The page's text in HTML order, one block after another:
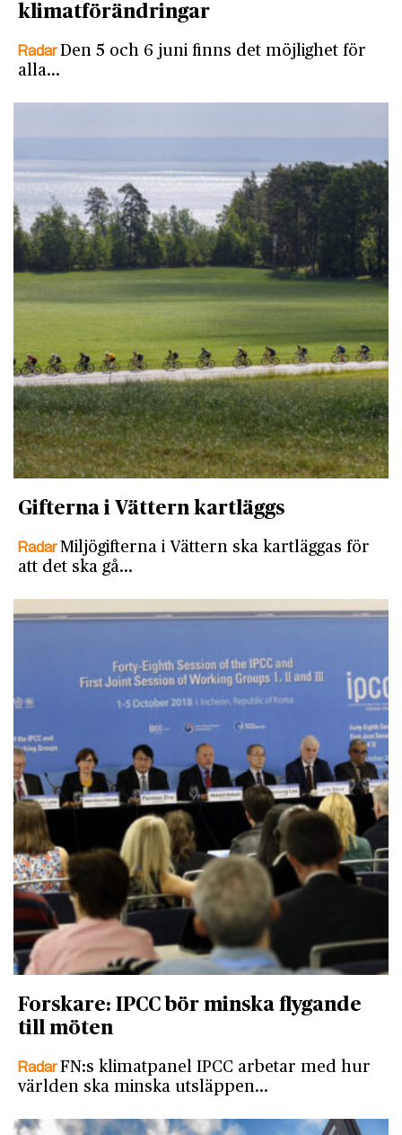
klimatförändringar
RadarDen 5 och 6 juni finns det möjlighet för
alla…
Gifterna i Vättern kartläggs
RadarMiljögifterna i Vättern ska kartläggas för
att det ska gå…
Forskare: IPCC bör minska flygande
till möten
RadarFN:s klimatpanel IPCC arbetar med hur
världen ska minska utsläppen…